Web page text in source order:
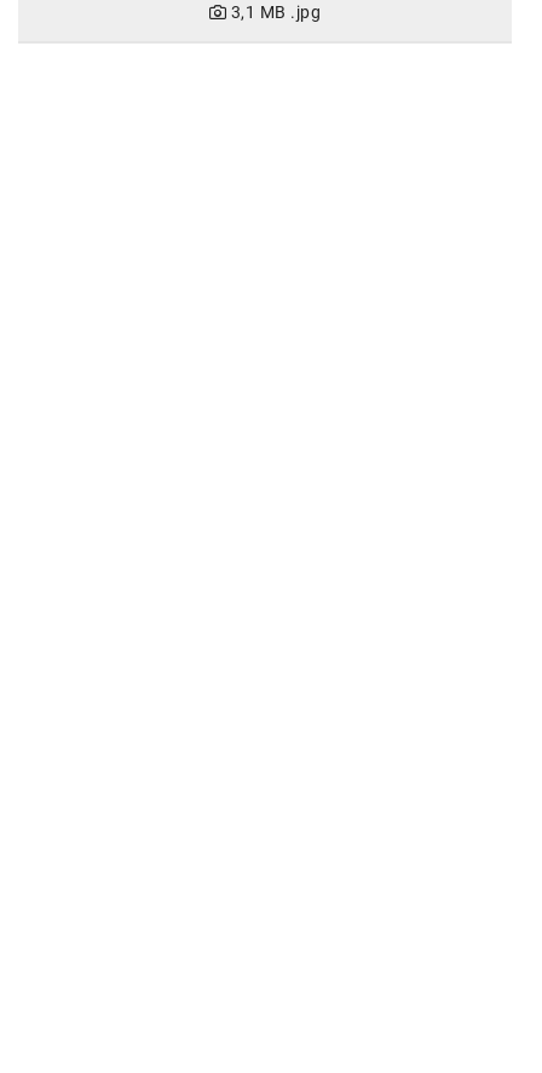
3,1 MB .jpg